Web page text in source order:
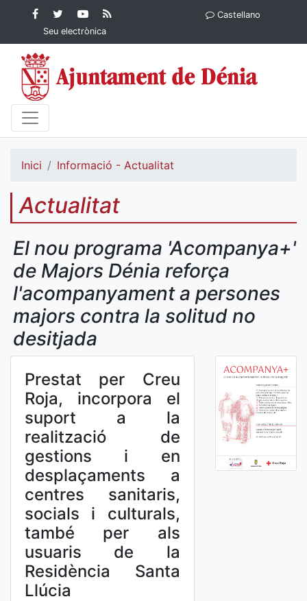
Contingut principalFacebook
Ajuntament de Dénia
Twitter
Ajuntament de
Dénia
YouTube
Ajuntament
de Dénia
Ajuntament
Seu electrònica
Castellano
Inici Informació - Actualitat
Actualitat
El nou programa 'Acompanya+'
de Majors Dénia reforça
l'acompanyament a persones
majors contra la solitud no
desitjada
Prestat per Creu
Roja, incorpora el
suport a la
realització de
gestions i en
desplaçaments a
centres sanitaris,
socials i culturals,
també per als
usuaris de la
Residència Santa
Llúcia